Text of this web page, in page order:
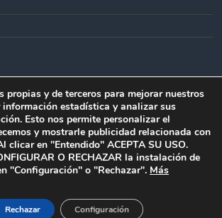
Todos los derechos reservados.
por ThemeGrill. Funciona conWordPress
propias y de terceros para mejorar nuestros
información estadística y analizar sus
Esto nos permite personalizar el
y mostrarle publicidad relacionada con
clicar en "Entendido" ACEPTA SU USO.
O RECHAZAR la instalación de
"Configuración" o "Rechazar". Más
Rechazar Configuración